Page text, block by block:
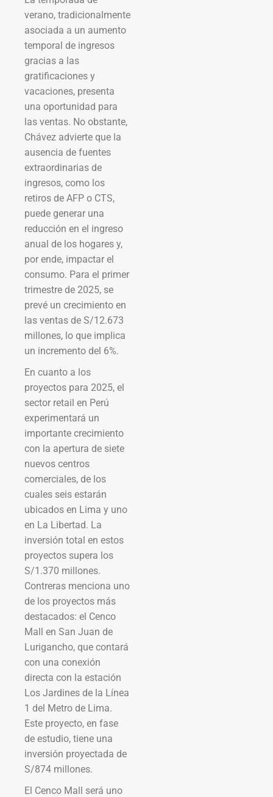
verano, tradicionalmente
asociada a un aumento
temporal de ingresos
gracias a las
gratificaciones y
vacaciones, presenta
una oportunidad para
las ventas. No obstante,
Chávez advierte que la
ausencia de fuentes
extraordinarias de
ingresos, como los
retiros de AFP o CTS,
puede generar una
reducción en el ingreso
anual de los hogares y,
por ende, impactar el
consumo. Para el primer
trimestre de 2025, se
prevé un crecimiento en
las ventas de S/12.673
millones, lo que implica
un incremento del 6%.
En cuanto a los
proyectos para 2025, el
sector retail en Perú
experimentará un
importante crecimiento
con la apertura de siete
nuevos centros
comerciales, de los
cuales seis estarán
ubicados en Lima y uno
en La Libertad. La
inversión total en estos
proyectos supera los
S/1.370 millones.
Contreras menciona uno
de los proyectos más
destacados: el Cenco
Mall en San Juan de
Lurigancho, que contará
con una conexión
directa con la estación
Los Jardines de la Línea
1 del Metro de Lima.
Este proyecto, en fase
de estudio, tiene una
inversión proyectada de
S/874 millones.
El Cenco Mall será uno